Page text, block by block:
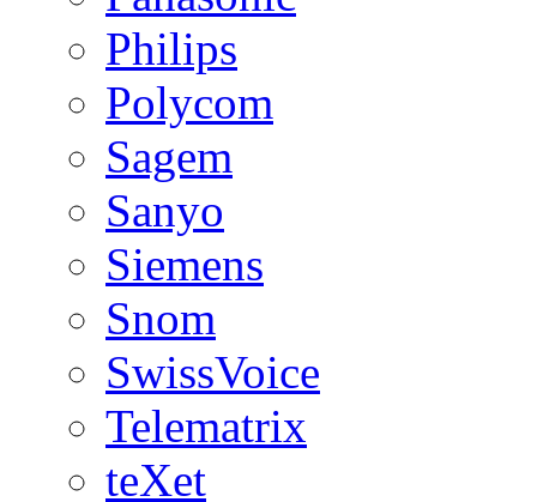
Philips
Polycom
Sagem
Sanyo
Siemens
Snom
SwissVoice
Telematrix
teXet